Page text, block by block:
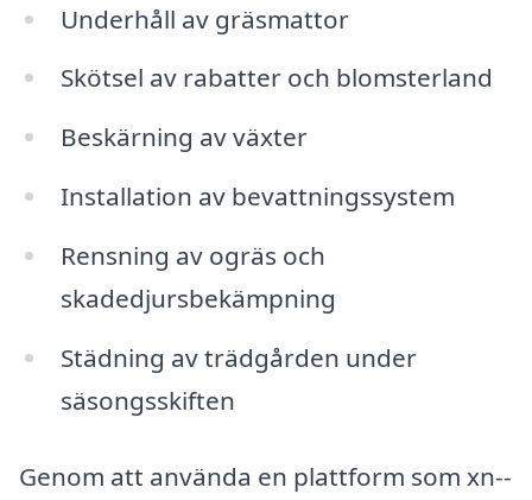
Underhåll av gräsmattor
Skötsel av rabatter och blomsterland
Beskärning av växter
Installation av bevattningssystem
Rensning av ogräs och
skadedjursbekämpning
Städning av trädgården under
säsongsskiften
Genom att använda en plattform som xn--